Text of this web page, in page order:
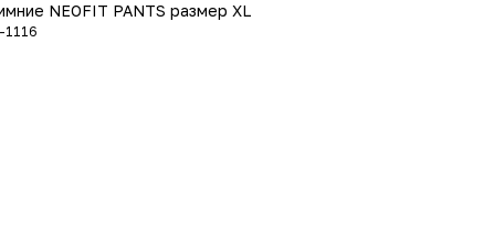
NEOFIT PANTS размер XL
1116